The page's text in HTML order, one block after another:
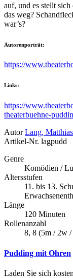
auf, und es stellt
das weg?
war’s?
Autorenporträt:
https://
Links:
https://
theaterbuehne-
Autor Lang, Matthias
Artikel-Nr. lagpudd
Genre
Komödien /
Altersstufen
11. bis 13.
Länge
120 Minuten
Rollenanzahl
8, 8 (5m / 2w
Pudding mit Ohren
Laden Sie sich